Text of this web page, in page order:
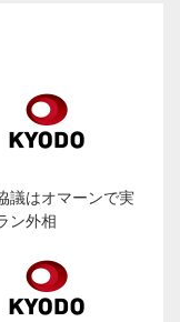
議はオマーンで実
ン外相